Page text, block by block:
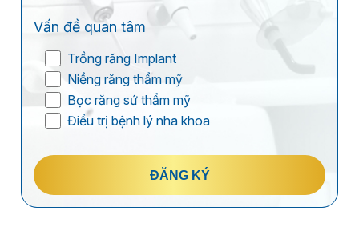
Vấn đề quan tâm
Trồng răng Implant
Niềng răng thẩm mỹ
Bọc răng sứ thẩm mỹ
Điều trị bệnh lý nha khoa
ĐĂNG KÝ